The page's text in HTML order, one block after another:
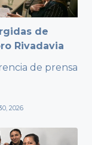
de
Rivadavia
de prensa
2026